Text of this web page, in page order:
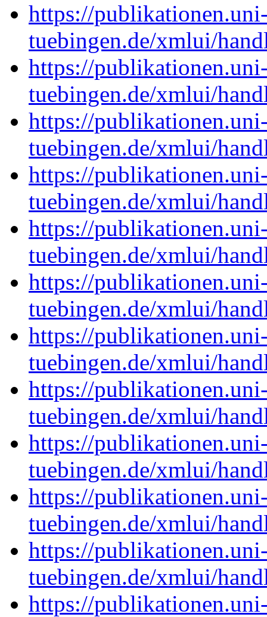
https://
tuebingen.de/xmlui/
https://
tuebingen.de/xmlui/
https://
tuebingen.de/xmlui/
https://
tuebingen.de/xmlui/
https://
tuebingen.de/xmlui/
https://
tuebingen.de/xmlui/
https://
tuebingen.de/xmlui/
https://
tuebingen.de/xmlui/
https://
tuebingen.de/xmlui/
https://
tuebingen.de/xmlui/
https://
tuebingen.de/xmlui/
https://